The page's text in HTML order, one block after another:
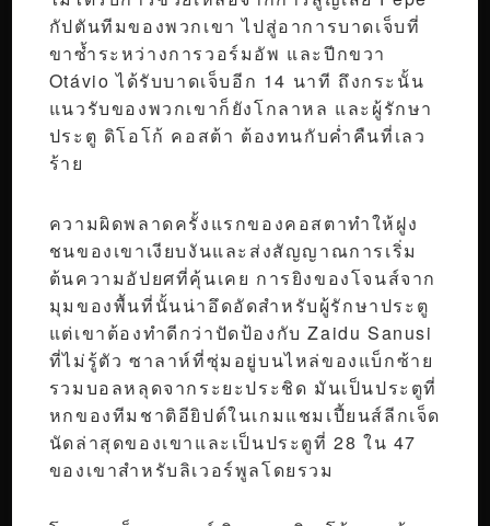
กัปตันทีมของพวกเขา ไปสู่อาการบาดเจ็บที่
ขาซ้ำระหว่างการวอร์มอัพ และปีกขวา
Otávio ได้รับบาดเจ็บอีก 14 นาที ถึงกระนั้น
แนวรับของพวกเขาก็ยังโกลาหล และผู้รักษา
ประตู ดิโอโก้ คอสต้า ต้องทนกับค่ำคืนที่เลว
ร้าย
ความผิดพลาดครั้งแรกของคอสตาทำให้ฝูง
ชนของเขาเงียบงันและส่งสัญญาณการเริ่ม
ต้นความอัปยศที่คุ้นเคย การยิงของโจนส์จาก
มุมของพื้นที่นั้นน่าอึดอัดสำหรับผู้รักษาประตู
แต่เขาต้องทำดีกว่าปัดป้องกับ Zaidu Sanusi
ที่ไม่รู้ตัว ซาลาห์ที่ซุ่มอยู่บนไหล่ของแบ็กซ้าย
รวมบอลหลุดจากระยะประชิด มันเป็นประตูที่
หกของทีมชาติอียิปต์ในเกมแชมเปี้ยนส์ลีกเจ็ด
นัดล่าสุดของเขาและเป็นประตูที่ 28 ใน 47
ของเขาสำหรับลิเวอร์พูลโดยรวม